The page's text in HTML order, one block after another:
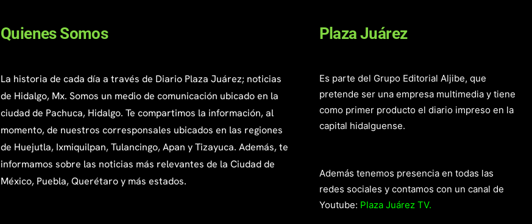
Quienes Somos
La historia de cada día a través de Diario Plaza Juárez; noticias
de Hidalgo, Mx. Somos un medio de comunicación ubicado en la
ciudad de Pachuca, Hidalgo. Te compartimos la información, al
momento, de nuestros corresponsales ubicados en las regiones
de Huejutla, Ixmiquilpan, Tulancingo, Apan y Tizayuca. Además, te
informamos sobre las noticias más relevantes de la Ciudad de
México, Puebla, Querétaro y más estados.
Plaza Juárez
Es parte del Grupo Editorial Aljibe, que
pretende ser una empresa multimedia y tiene
como primer producto el diario impreso en la
capital hidalguense.
Además tenemos presencia en todas las
redes sociales y contamos con un canal de
Youtube: Plaza Juárez TV.